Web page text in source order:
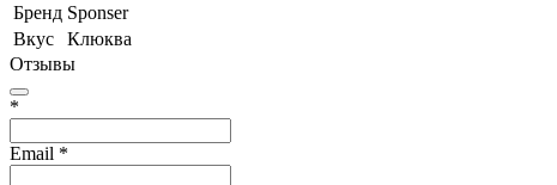
Бренд Sponser
Вкус
Клюква
Отзывы
*
Email *